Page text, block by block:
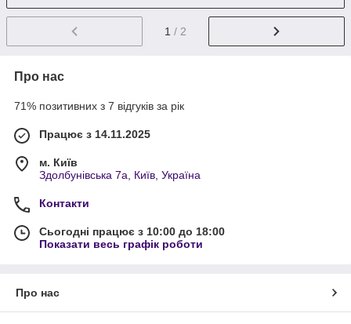
1 / 2
Про нас
71% позитивних з 7 відгуків за рік
Працює з 14.11.2025
м. Київ
Здолбунівська 7а, Київ, Україна
Контакти
Сьогодні працює з 10:00 до 18:00
Показати весь графік роботи
Про нас